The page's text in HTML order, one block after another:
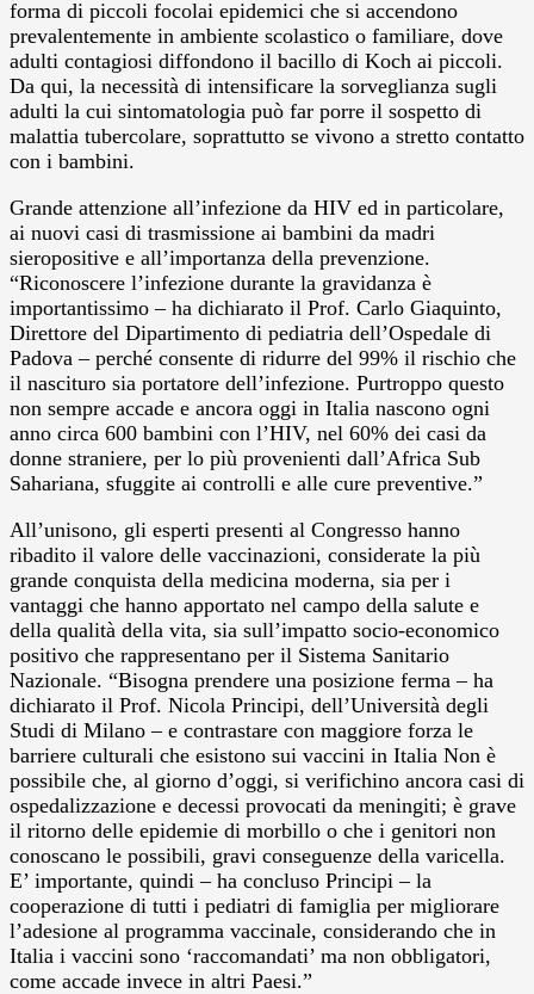
forma di piccoli focolai epidemici che si accendono
prevalentemente in ambiente scolastico o familiare, dove
adulti contagiosi diffondono il bacillo di Koch ai piccoli.
Da qui, la necessità di intensificare la sorveglianza sugli
adulti la cui sintomatologia può far porre il sospetto di
malattia tubercolare, soprattutto se vivono a stretto contatto
con i bambini.
Grande attenzione all’infezione da HIV ed in particolare,
ai nuovi casi di trasmissione ai bambini da madri
sieropositive e all’importanza della prevenzione.
“Riconoscere l’infezione durante la gravidanza è
importantissimo – ha dichiarato il Prof. Carlo Giaquinto,
Direttore del Dipartimento di pediatria dell’Ospedale di
Padova – perché consente di ridurre del 99% il rischio che
il nascituro sia portatore dell’infezione. Purtroppo questo
non sempre accade e ancora oggi in Italia nascono ogni
anno circa 600 bambini con l’HIV, nel 60% dei casi da
donne straniere, per lo più provenienti dall’Africa Sub
Sahariana, sfuggite ai controlli e alle cure preventive.”
All’unisono, gli esperti presenti al Congresso hanno
ribadito il valore delle vaccinazioni, considerate la più
grande conquista della medicina moderna, sia per i
vantaggi che hanno apportato nel campo della salute e
della qualità della vita, sia sull’impatto socio-economico
positivo che rappresentano per il Sistema Sanitario
Nazionale. “Bisogna prendere una posizione ferma – ha
dichiarato il Prof. Nicola Principi, dell’Università degli
Studi di Milano – e contrastare con maggiore forza le
barriere culturali che esistono sui vaccini in Italia Non è
possibile che, al giorno d’oggi, si verifichino ancora casi di
ospedalizzazione e decessi provocati da meningiti; è grave
il ritorno delle epidemie di morbillo o che i genitori non
conoscano le possibili, gravi conseguenze della varicella.
E’ importante, quindi – ha concluso Principi – la
cooperazione di tutti i pediatri di famiglia per migliorare
l’adesione al programma vaccinale, considerando che in
Italia i vaccini sono ‘raccomandati’ ma non obbligatori,
come accade invece in altri Paesi.”